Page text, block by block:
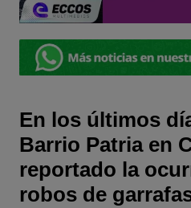
En los últimos
Barrio Patria en
reportado la
robos de